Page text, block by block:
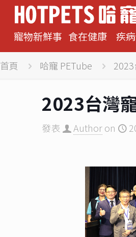
寵物新鮮事 食在健康 疾
首頁 哈寵 PETube
2023台灣
發表 Authoron